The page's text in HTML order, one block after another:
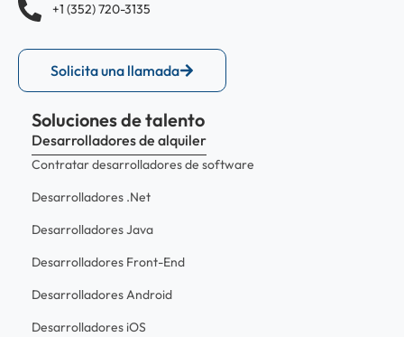
+1 (352) 720-3135
Solicita una llamada
Soluciones de talento
Desarrolladores de alquiler
Contratar desarrolladores de software
Desarrolladores .Net
Desarrolladores Java
Desarrolladores Front-End
Desarrolladores Android
Desarrolladores iOS